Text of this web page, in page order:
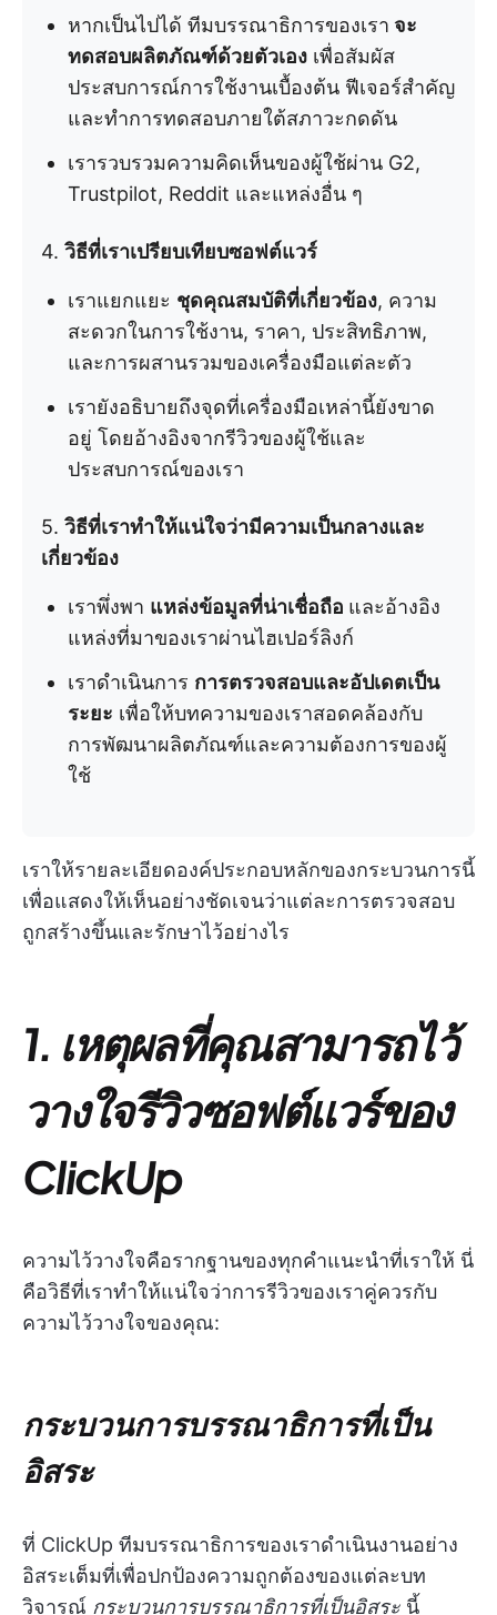
หากเป็นไปได้ ทีมบรรณาธิการของเรา จะ
ทดสอบผลิตภัณฑ์ด้วยตัวเอง เพื่อสัมผัส
ประสบการณ์การใช้งานเบื้องต้น ฟีเจอร์สำคัญ
และทำการทดสอบภายใต้สภาวะกดดัน
เรารวบรวมความคิดเห็นของผู้ใช้ผ่าน G2,
Trustpilot, Reddit และแหล่งอื่น ๆ
4. วิธีที่เราเปรียบเทียบซอฟต์แวร์
เราแยกแยะ ชุดคุณสมบัติที่เกี่ยวข้อง, ความ
สะดวกในการใช้งาน, ราคา, ประสิทธิภาพ,
และการผสานรวมของเครื่องมือแต่ละตัว
เรายังอธิบายถึงจุดที่เครื่องมือเหล่านี้ยังขาด
อยู่ โดยอ้างอิงจากรีวิวของผู้ใช้และ
ประสบการณ์ของเรา
5. วิธีที่เราทำให้แน่ใจว่ามีความเป็นกลางและ
เกี่ยวข้อง
เราพึ่งพา แหล่งข้อมูลที่น่าเชื่อถือ และอ้างอิง
แหล่งที่มาของเราผ่านไฮเปอร์ลิงก์
เราดำเนินการ การตรวจสอบและอัปเดตเป็น
ระยะ เพื่อให้บทความของเราสอดคล้องกับ
การพัฒนาผลิตภัณฑ์และความต้องการของผู้
ใช้
เราให้รายละเอียดองค์ประกอบหลักของกระบวนการนี้
เพื่อแสดงให้เห็นอย่างชัดเจนว่าแต่ละการตรวจสอบ
ถูกสร้างขึ้นและรักษาไว้อย่างไร
1. เหตุผลที่คุณสามารถไว้
วางใจรีวิวซอฟต์แวร์ของ
ClickUp
ความไว้วางใจคือรากฐานของทุกคำแนะนำที่เราให้ นี่
คือวิธีที่เราทำให้แน่ใจว่าการรีวิวของเราคู่ควรกับ
ความไว้วางใจของคุณ:
กระบวนการบรรณาธิการที่เป็น
อิสระ
ที่ ClickUp ทีมบรรณาธิการของเราดำเนินงานอย่าง
อิสระเต็มที่เพื่อปกป้องความถูกต้องของแต่ละบท
วิจารณ์ กระบวนการบรรณาธิการที่เป็นอิสระ นี้